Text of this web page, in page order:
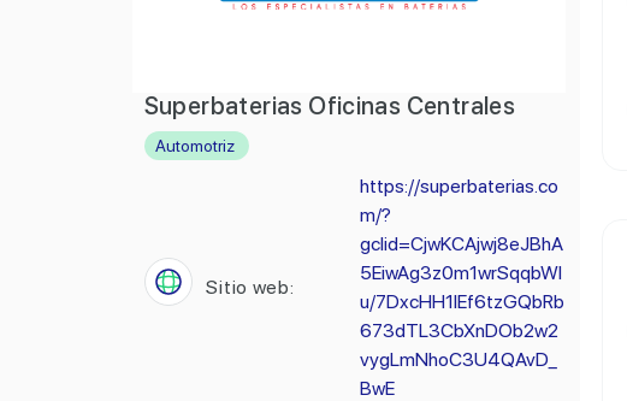
Superbaterias Oficinas Centrales
Automotriz
Sitio web:
https://superbaterias.co
m/?
gclid=CjwKCAjwj8eJBhA
5EiwAg3z0m1wrSqqbWl
u/7DxcHH1lEf6tzGQbRb
673dTL3CbXnDOb2w2
vygLmNhoC3U4QAvD_
BwE